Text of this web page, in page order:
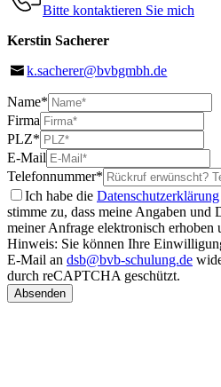
Bitte kontaktieren Sie mich
Kerstin Sacherer
k.sacherer@bvbgmbh.de
Name*
Firma
PLZ*
E-Mail
Telefonnummer*
Ich habe die Datenschutzerklärung
stimme zu, dass meine Angaben und
meiner Anfrage elektronisch erhoben
Hinweis: Sie können Ihre
E-Mail an dsb@bvb-schulung.de
durch reCAPTCHA geschützt.